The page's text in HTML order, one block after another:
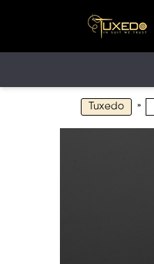
Tuxedo »